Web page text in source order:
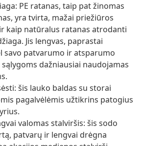
PE ratanas, taip pat žinomas
yra tvirta, mažai priežiūros
kaip natūralus ratanas atrodanti
Jis lengvas, paprastai
savo patvarumo ir atsparumo
dažniausiai naudojamas
šis lauko baldas su storai
pagalvėlėmis užtikrins patogius
valomas stalviršis: šis sodo
patvarų ir lengvai drėgna